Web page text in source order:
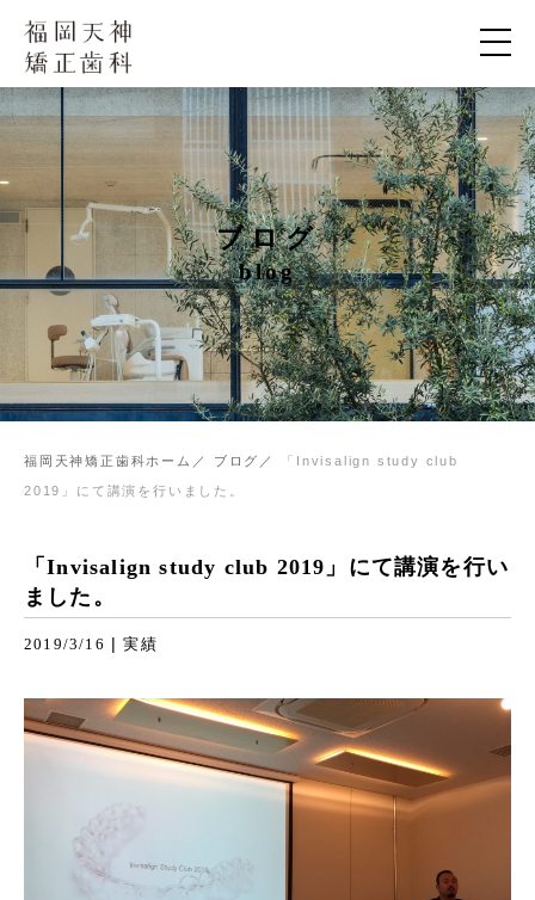
ブログ
blog
福岡天神矯正歯科ホーム ブログ 「Invisalign study club
2019」にて講演を行いました。
「Invisalign study club 2019」にて講演を行い
ました。
2019/3/16 |実績